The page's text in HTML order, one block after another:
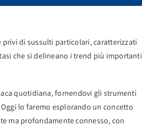
di sussulti particolari, caratterizzati
che si delineano i trend più importanti
quotidiana, fornendovi gli strumenti
lo faremo esplorando un concetto
ma profondamente connesso, con